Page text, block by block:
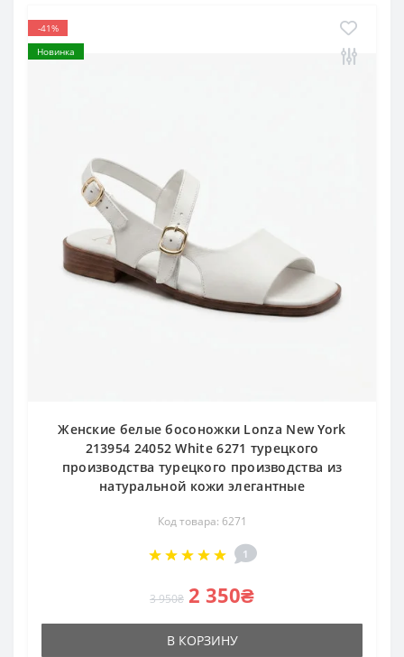
-41%
Новинка
Женские белые босоножки Lonza New York
213954 24052 White 6271 турецкого
производства турецкого производства из
натуральной кожи элегантные
Код товара: 6271
1
3 950₴ 2 350₴
В КОРЗИНУ